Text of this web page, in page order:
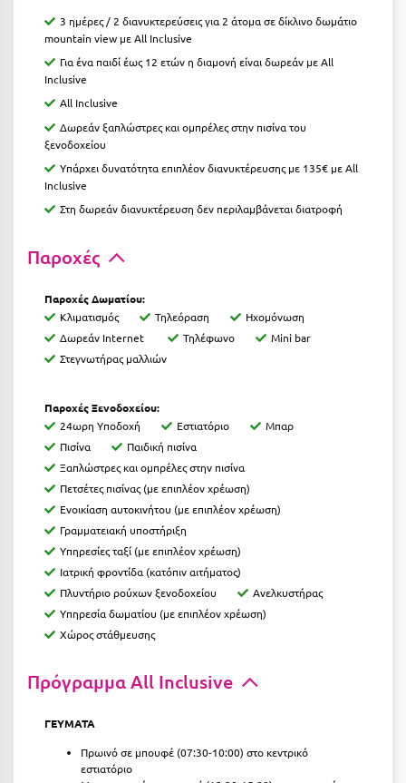
Λακόπετρα Αχαΐας
Λακωνία
Λασίθι
Λεπτοκαρυά
Λέσβος
Λευκάδα
Λήμνος
Λιτόχωρο
Λουτρά Πόζαρ
Λουτράκι
Λούτσα
Μάνη
Μαραθώνας Αττικής
Μαρώνεια
Μεθώνη
Μεσολόγγι
3 ημέρες / 2 διανυκτερεύσεις για 2 άτομα σε δίκλινο δωμάτιο
mountain view με All Inclusive
Για ένα παιδί έως 12 ετών η διαμονή είναι δωρεάν με All
Inclusive
All Inclusive
Δωρεάν ξαπλώστρες και ομπρέλες στην πισίνα του
ξενοδοχείου
Υπάρχει δυνατότητα επιπλέον διανυκτέρευσης με 135€ με All
Inclusive
Στη δωρεάν διανυκτέρευση δεν περιλαμβάνεται διατροφή
Παροχές
Παροχές Δωματίου:
Κλιματισμός
Τηλεόραση
Ηχομόνωση
Δωρεάν Internet
Τηλέφωνο
Mini bar
Στεγνωτήρας μαλλιών
Παροχές Ξενοδοχείου:
24ωρη Υποδοχή
Εστιατόριο
Μπαρ
Πισίνα
Παιδική πισίνα
Ξαπλώστρες και ομπρέλες στην πισίνα
Πετσέτες πισίνας (με επιπλέον χρέωση)
Ενοικίαση αυτοκινήτου (με επιπλέον χρέωση)
Γραμματειακή υποστήριξη
Υπηρεσίες ταξί (με επιπλέον χρέωση)
Ιατρική φροντίδα (κατόπιν αιτήματος)
Πλυντήριο ρούχων ξενοδοχείου
Ανελκυστήρας
Υπηρεσία δωματίου (με επιπλέον χρέωση)
Χώρος στάθμευσης
Πρόγραμμα All Inclusive
ΓΕΥΜΑΤΑ
Πρωινό σε μπουφέ (07:30-10:00) στο κεντρικό
εστιατόριο